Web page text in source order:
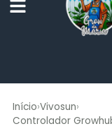
Início›Vivosun›
Controlador